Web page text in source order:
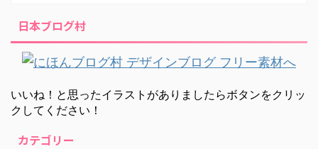
日本ブログ村
いいね！と思ったイラストがありましたらボタンをクリッ
クしてください！
カテゴリー